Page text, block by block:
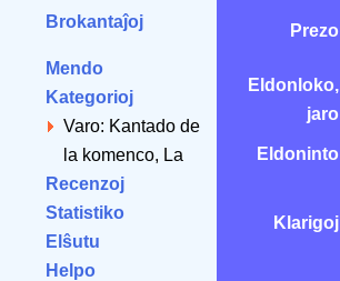
Brokantaĵoj
Mendo
Kategorioj
Varo: Kantado de
la komenco, La
Recenzoj
Statistiko
Elŝutu
Helpo
Prezo
Eldonloko,
jaro
Eldoninto
Klarigoj